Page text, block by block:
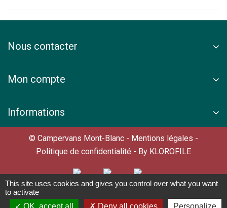
Nous contacter
Mon compte
Informations
© Campervans Mont-Blanc - Mentions légales -
Politique de confidentialité - By KLOROFILE
This site uses cookies and gives you control over what you want
to activate
OK, accept all
Deny all cookies Personalize